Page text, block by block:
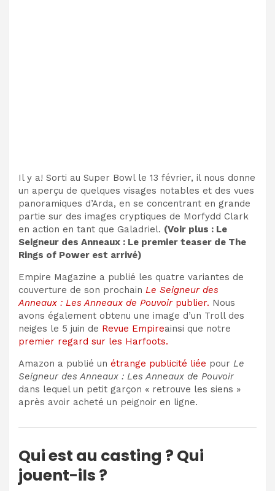
Il y a! Sorti au Super Bowl le 13 février, il nous donne
un aperçu de quelques visages notables et des vues
panoramiques d’Arda, en se concentrant en grande
partie sur des images cryptiques de Morfydd Clark
en action en tant que Galadriel. (Voir plus : Le
Seigneur des Anneaux : Le premier teaser de The
Rings of Power est arrivé)
Empire Magazine a publié les quatre variantes de
couverture de son prochain Le Seigneur des
Anneaux : Les Anneaux de Pouvoirpublier. Nous
avons également obtenu une image d’un Troll des
neiges le 5 juin de Revue Empireainsi que notre
premier regard sur les Harfoots.
Amazon a publié un étrange publicité liée pour Le
Seigneur des Anneaux : Les Anneaux de Pouvoir
dans lequel un petit garçon « retrouve les siens »
après avoir acheté un peignoir en ligne.
Qui est au casting ? Qui
jouent-ils ?